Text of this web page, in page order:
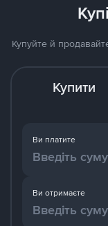
Купуйте й
Купити
Ви платите
Ви отримаєте